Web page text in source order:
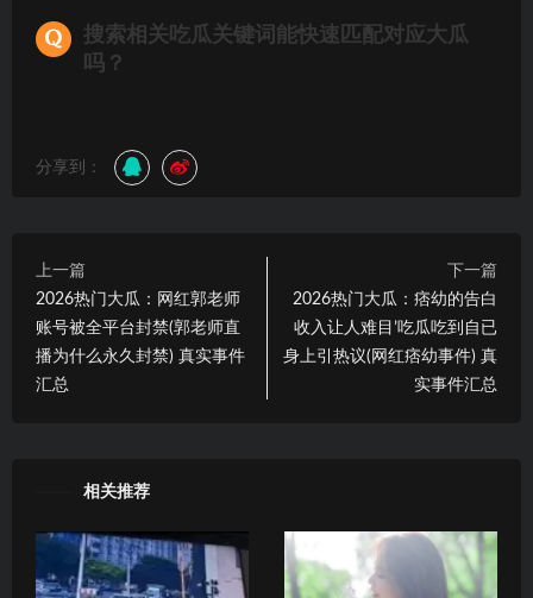
搜索相关吃瓜关键词能快速匹配对应大瓜
吗？
分享到：
上一篇
2026热门大瓜：网红郭老师
账号被全平台封禁(郭老师直
播为什么永久封禁) 真实事件
汇总
下一篇
2026热门大瓜：痞幼的告白
收入让人难目’吃瓜吃到自已
身上引热议(网红痞幼事件) 真
实事件汇总
相关推荐